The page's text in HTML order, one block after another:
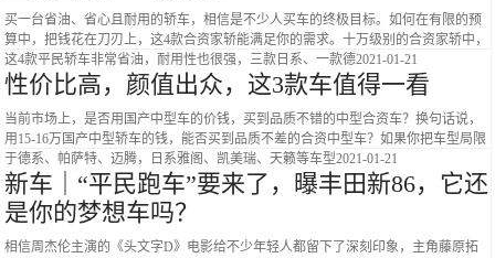
买一台省油、省心且耐用的轿车，相信是不少人买车的终极目标。如何在有限的预
算中，把钱花在刀刃上，这4款合资家轿能满足你的需求。十万级别的合资家轿中，
这4款平民轿车非常省油，耐用性也很强，三款日系、一款德2021-01-21
性价比高，颜值出众，这3款车值得一看
当前市场上，是否用国产中型车的价钱，买到品质不错的中型合资车？换句话说，
用15-16万国产中型轿车的钱，能否买到品质不差的合资中型车？如果你把车型局限
于德系、帕萨特、迈腾，日系雅阁、凯美瑞、天籁等车型2021-01-21
新车｜“平民跑车”要来了，曝丰田新86，它还
是你的梦想车吗？
相信周杰伦主演的《头文字D》电影给不少年轻人都留下了深刻印象，主角藤原拓